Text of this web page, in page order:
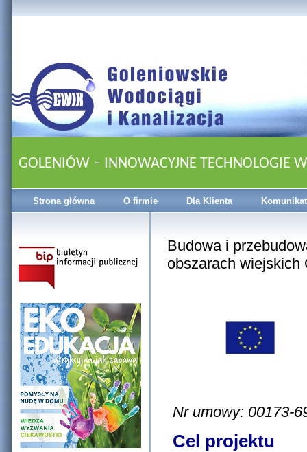
GOLENIÓW – INNOWACYJNE TECHNOLOGIE
Strona główna O firmie Dla Klienta
Budowa i
obszarach wiejskich
Nr umowy: 00173-
Cel projektu